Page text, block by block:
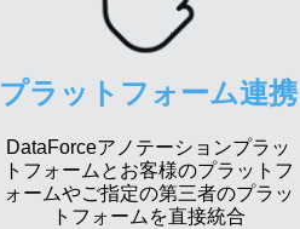
プラットフォーム連携
DataForceアノテーションプラッ
トフォームとお客様のプラットフ
ォームやご指定の第三者のプラッ
トフォームを直接統合